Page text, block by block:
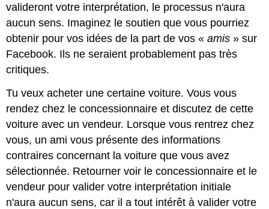
valideront votre interprétation, le processus n'aura
aucun sens. Imaginez le soutien que vous pourriez
obtenir pour vos idées de la part de vos «amis » sur
Facebook. Ils ne seraient probablement pas très
critiques.
Tu veux acheter une certaine voiture. Vous vous
rendez chez le concessionnaire et discutez de cette
voiture avec un vendeur. Lorsque vous rentrez chez
vous, un ami vous présente des informations
contraires concernant la voiture que vous avez
sélectionnée. Retourner voir le concessionnaire et le
vendeur pour valider votre interprétation initiale
n'aura aucun sens, car il a tout intérêt à valider votre